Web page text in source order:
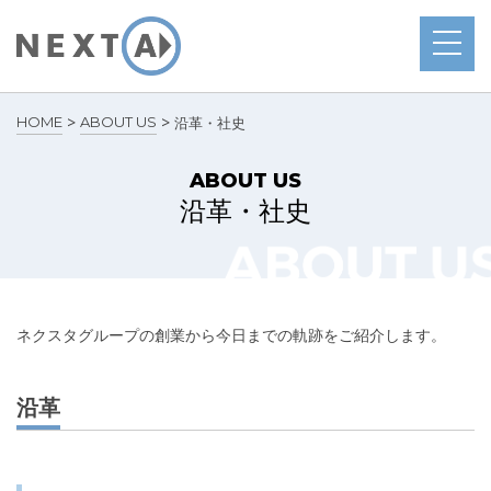
HOME > ABOUT US > 沿革・社史
ABOUT US
沿革・社史
ネクスタグループの創業から今日までの軌跡をご紹介します。
沿革